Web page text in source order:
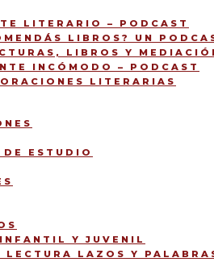
LITERARIO – PODCAST
LIBROS? UN
LIBROS Y
INCÓMODO – PODCAST
LITERARIAS
DE ESTUDIO
Y JUVENIL
LECTURA LAZOS Y